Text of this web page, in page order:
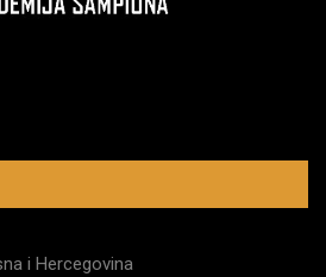
i Hercegovina